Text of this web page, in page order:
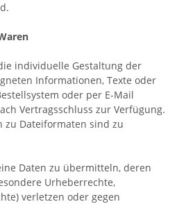
individuelle Gestaltung der
Informationen, Texte oder
oder per E-Mail
Vertragsschluss zur Verfügung.
zu Dateiformaten sind zu
Daten zu übermitteln, deren
Urheberrechte,
verletzen oder gegen